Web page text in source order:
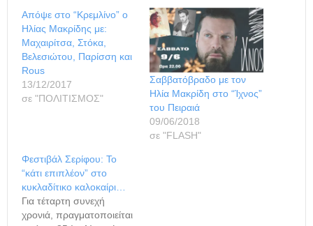
Απόψε στο “Κρεμλίνο” ο
Ηλίας Μακρίδης με:
Μαχαιρίτσα, Στόκα,
Βελεσιώτου, Παρίσση και
Rous
13/12/2017
σε "ΠΟΛΙΤΙΣΜΟΣ"
Σαββατόβραδο με τον
Ηλία Μακρίδη στο “Ίχνος”
του Πειραιά
09/06/2018
σε "FLASH"
Φεστιβάλ Σερίφου: Το
“κάτι επιπλέον” στο
κυκλαδίτικο καλοκαίρι…
Για τέταρτη συνεχή
χρονιά, πραγματοποιείται